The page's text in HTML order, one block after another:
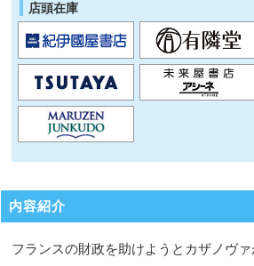
店頭在庫
内容紹介
フランスの財政を助けようとカザノヴ